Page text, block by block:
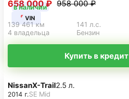
в наличии
VIN
658 000 ₽ 958 000 ₽
139 461 км 141 л.с.
4 владельца
Бензин
Купить в кредит
NissanX-Trail2.5 л.
2014 г.SE Mid